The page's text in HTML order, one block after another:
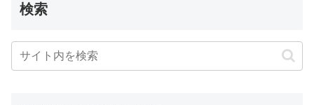
検索